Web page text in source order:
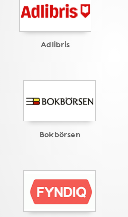
Adlibris
Bokbörsen